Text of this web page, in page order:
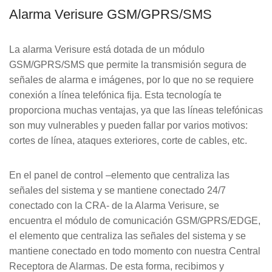
Alarma Verisure GSM/GPRS/SMS
La alarma Verisure está dotada de un módulo
GSM/GPRS/SMS que permite la transmisión segura de
señales de alarma e imágenes, por lo que no se requiere
conexión a línea telefónica fija. Esta tecnología te
proporciona muchas ventajas, ya que las líneas telefónicas
son muy vulnerables y pueden fallar por varios motivos:
cortes de línea, ataques exteriores, corte de cables, etc.
En el panel de control –elemento que centraliza las
señales del sistema y se mantiene conectado 24/7
conectado con la CRA- de la Alarma Verisure, se
encuentra el módulo de comunicación GSM/GPRS/EDGE,
el elemento que centraliza las señales del sistema y se
mantiene conectado en todo momento con nuestra Central
Receptora de Alarmas. De esta forma, recibimos y